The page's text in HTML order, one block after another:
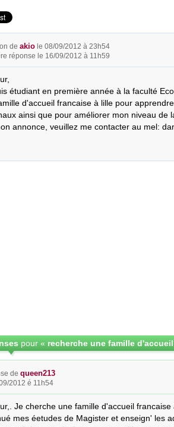
de akiole 08/09/2012 à 23h54
réponse le 16/09/2012 à 11h59
d'accueil francaise à lille pour
ainsi que pour améliorer mon niveau de
annonce, veuillez me contacter au mel:
pour «
de queen213
2012 é 11h54
Je cherche une famille d'accueil
mes éetudes de Magister et enseign' les